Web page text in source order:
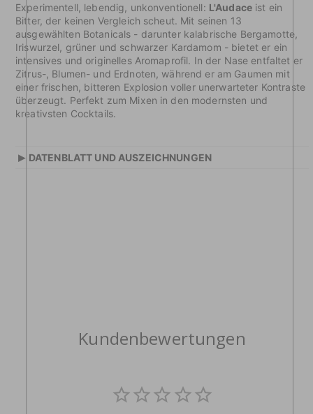
Experimentell, lebendig, unkonventionell: L'Audace ist ein
Bitter, der keinen Vergleich scheut. Mit seinen 13
ausgewählten Botanicals - darunter kalabrische Bergamotte,
Iriswurzel, grüner und schwarzer Kardamom - bietet er ein
intensives und originelles Aromaprofil. In der Nase entfaltet er
Zitrus-, Blumen- und Erdnoten, während er am Gaumen mit
einer frischen, bitteren Explosion voller unerwarteter Kontraste
überzeugt. Perfekt zum Mixen in den modernsten und
kreativsten Cocktails.
▸ DATENBLATT UND AUSZEICHNUNGEN
Kundenbewertungen